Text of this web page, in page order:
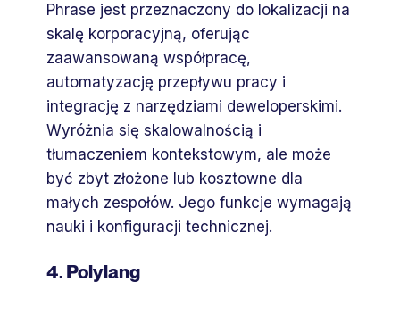
Phrase jest przeznaczony do lokalizacji na
skalę korporacyjną, oferując
zaawansowaną współpracę,
automatyzację przepływu pracy i
integrację z narzędziami deweloperskimi.
Wyróżnia się skalowalnością i
tłumaczeniem kontekstowym, ale może
być zbyt złożone lub kosztowne dla
małych zespołów. Jego funkcje wymagają
nauki i konfiguracji technicznej.
4. Polylang